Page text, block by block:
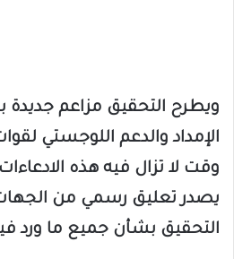
ويطرح التحقيق مزاعم
الإمداد والدعم اللوجستي
وقت لا تزال فيه هذه
يصدر تعليق رسمي من
التحقيق بشأن جميع ما ورد